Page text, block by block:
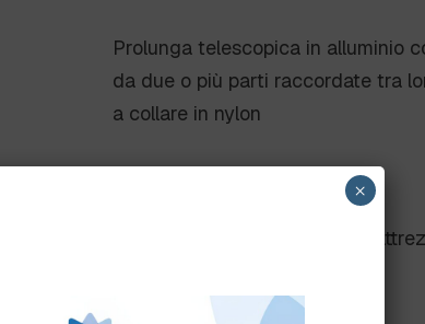
Prolunga telescopica in alluminio
da due o più parti raccordate tra
a collare in nylon
Cono terminale per fissaggio
Diametro tubo 26 mm
×